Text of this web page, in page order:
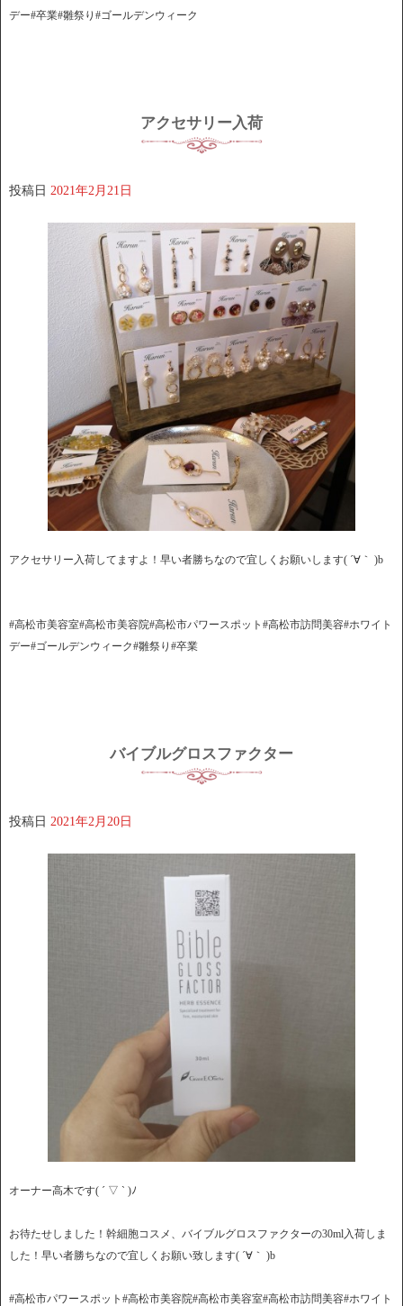
デー#卒業#雛祭り#ゴールデンウィーク
アクセサリー入荷
投稿日 2021年2月21日
アクセサリー入荷してますよ！早い者勝ちなので宜しくお願いします( ´∀｀ )b
#高松市美容室#高松市美容院#高松市パワースポット#高松市訪問美容#ホワイト
デー#ゴールデンウィーク#雛祭り#卒業
バイブルグロスファクター
投稿日 2021年2月20日
オーナー高木です( ´ ▽ ` )ﾉ
お待たせしました！幹細胞コスメ、バイブルグロスファクターの30ml入荷しま
した！早い者勝ちなので宜しくお願い致します( ´∀｀ )b
#高松市パワースポット#高松市美容院#高松市美容室#高松市訪問美容#ホワイト